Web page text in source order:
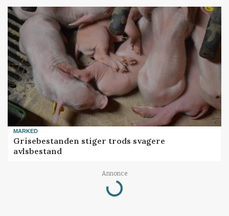
MARKED
Grisebestanden stiger trods svagere
avlsbestand
Annonce
Loading...